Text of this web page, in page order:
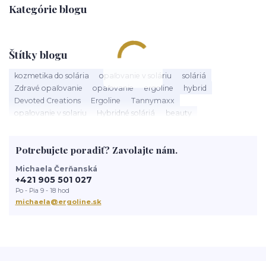
Kategórie blogu
Štítky blogu
kozmetika do solária opaľovanie v soláriu
soláriá
Zdravé opaľovanie
opaľovanie ergoline
hybrid
Devoted Creations
Ergoline
Tannymaxx
opalovanie v solariu
Hybridné soláriá
beauty
novinky
devoted creations servis solaria
Potrebujete poradiť? Zavolajte nám.
Michaela Čerňanská
+421 905 501 027
Po - Pia 9 - 18 hod
michaela@ergoline.sk